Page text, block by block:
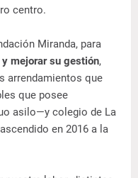
centro.
Miranda, para
mejorar su gestión,
arrendamientos que
que posee
asilo—y colegio de La
en 2016 a la